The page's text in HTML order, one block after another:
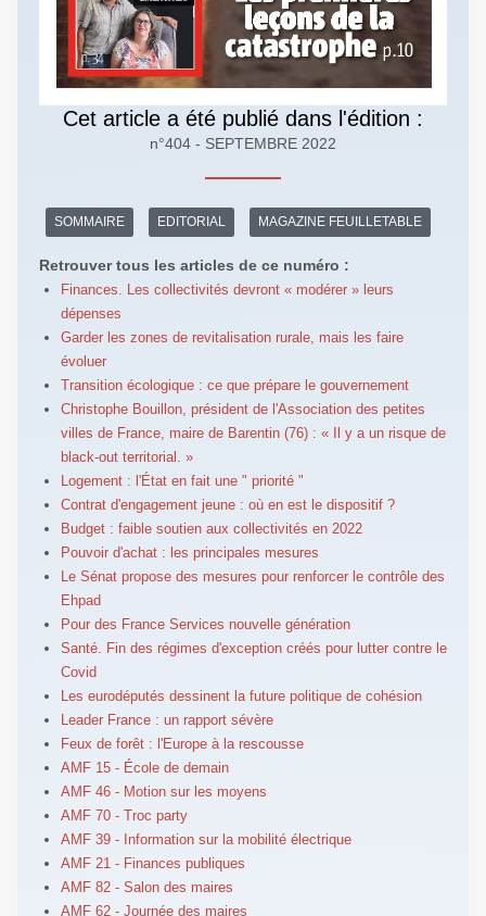
Cet article a été publié dans l'édition :
n°404 - SEPTEMBRE 2022
SOMMAIRE EDITORIAL MAGAZINE FEUILLETABLE
Retrouver tous les articles de ce numéro :
Finances. Les collectivités devront « modérer » leurs
dépenses
Garder les zones de revitalisation rurale, mais les faire
évoluer
Transition écologique : ce que prépare le gouvernement
Christophe Bouillon, président de l'Association des petites
villes de France, maire de Barentin (76) : « Il y a un risque de
black-out territorial. »
Logement : l'État en fait une " priorité "
Contrat d'engagement jeune : où en est le dispositif ?
Budget : faible soutien aux collectivités en 2022
Pouvoir d'achat : les principales mesures
Le Sénat propose des mesures pour renforcer le contrôle des
Ehpad
Pour des France Services nouvelle génération
Santé. Fin des régimes d'exception créés pour lutter contre le
Covid
Les eurodéputés dessinent la future politique de cohésion
Leader France : un rapport sévère
Feux de forêt : l'Europe à la rescousse
AMF 15 - École de demain
AMF 46 - Motion sur les moyens
AMF 70 - Troc party
AMF 39 - Information sur la mobilité électrique
AMF 21 - Finances publiques
AMF 82 - Salon des maires
AMF 62 - Journée des maires